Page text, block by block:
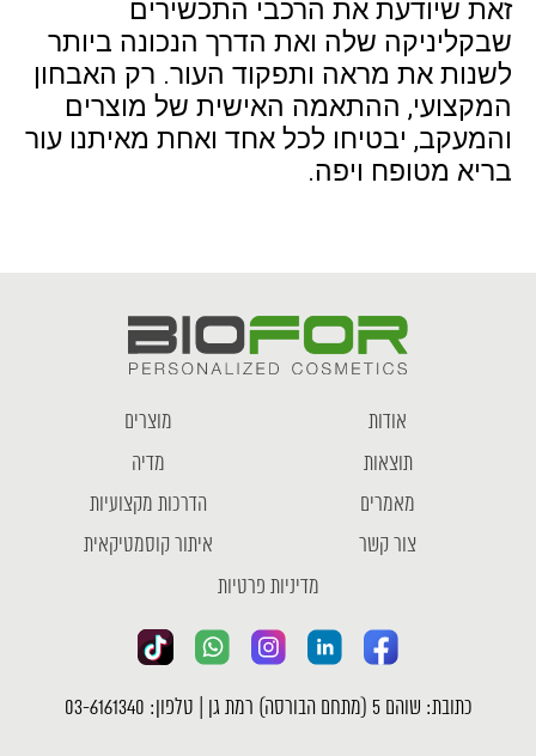
זאת שיודעת את הרכבי התכשירים
שבקליניקה שלה ואת הדרך הנכונה ביותר
לשנות את מראה ותפקוד העור. רק האבחון
המקצועי, ההתאמה האישית של מוצרים
והמעקב, יבטיחו לכל אחד ואחת מאיתנו עור
בריא מטופח ויפה.
אודות
מוצרים
תוצאות
מדיה
מאמרים
הדרכות מקצועיות
צור קשר
איתור קוסמטיקאית
מדיניות פרטיות
כתובת: שוהם 5 (מתחם הבורסה) רמת גן | טלפון: 03-6161340